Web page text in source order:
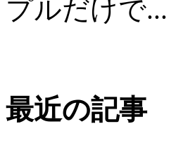
プルだけで...
最近の記事